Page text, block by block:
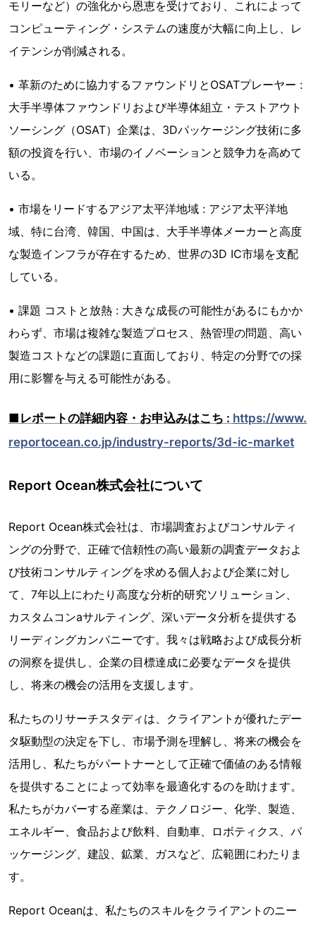
モリーなど）の強化から恩恵を受けており、これによって
コンピューティング・システムの速度が大幅に向上し、レ
イテンシが削減される。
• 革新のために協力するファウンドリとOSATプレーヤー :
大手半導体ファウンドリおよび半導体組立・テストアウト
ソーシング（OSAT）企業は、3Dパッケージング技術に多
額の投資を行い、市場のイノベーションと競争力を高めて
いる。
• 市場をリードするアジア太平洋地域 : アジア太平洋地
域、特に台湾、韓国、中国は、大手半導体メーカーと高度
な製造インフラが存在するため、世界の3D IC市場を支配
している。
• 課題 コストと放熱 : 大きな成長の可能性があるにもかか
わらず、市場は複雑な製造プロセス、熱管理の問題、高い
製造コストなどの課題に直面しており、特定の分野での採
用に影響を与える可能性がある。
■レポートの詳細内容・お申込みはこち : https://www.
reportocean.co.jp/industry-reports/3d-ic-market
Report Ocean株式会社について
Report Ocean株式会社は、市場調査およびコンサルティ
ングの分野で、正確で信頼性の高い最新の調査データおよ
び技術コンサルティングを求める個人および企業に対し
て、7年以上にわたり高度な分析的研究ソリューション、
カスタムコンaサルティング、深いデータ分析を提供する
リーディングカンパニーです。我々は戦略および成長分析
の洞察を提供し、企業の目標達成に必要なデータを提供
し、将来の機会の活用を支援します。
私たちのリサーチスタディは、クライアントが優れたデー
タ駆動型の決定を下し、市場予測を理解し、将来の機会を
活用し、私たちがパートナーとして正確で価値のある情報
を提供することによって効率を最適化するのを助けます。
私たちがカバーする産業は、テクノロジー、化学、製造、
エネルギー、食品および飲料、自動車、ロボティクス、パ
ッケージング、建設、鉱業、ガスなど、広範囲にわたりま
す。
Report Oceanは、私たちのスキルをクライアントのニー